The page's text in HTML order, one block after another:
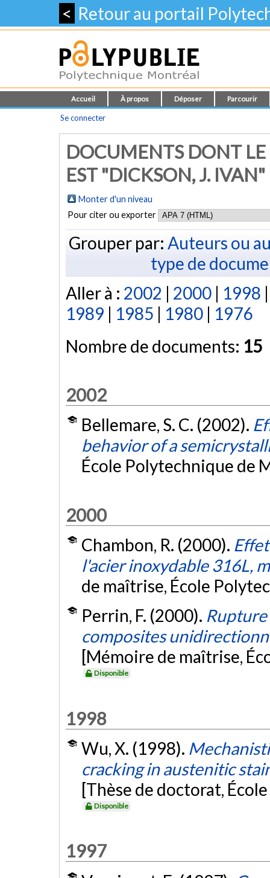
< Retour au portail
Accueil À propos Déposer Parcourir
Se connecter
DOCUMENTS DONT
EST "DICKSON, J. IVAN"
Monter d'un niveau
Pour citer ou exporter
Grouper par: Auteurs ou
type de
Aller à : 2002 | 2000 | 1998
1989 | 1985 | 1980 | 1976
Nombre de documents: 15
2002
Bellemare, S. C. (2002).
behavior of a
École Polytechnique de
2000
Chambon, R. (2000).
l'acier inoxydable 316L,
de maîtrise, École
Perrin, F. (2000).
composites
[Mémoire de maîtrise,
Disponible
1998
Wu, X. (1998).
cracking in austenitic
[Thèse de doctorat,
Disponible
1997